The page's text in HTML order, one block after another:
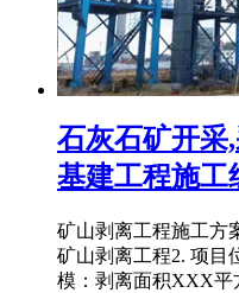
石灰石矿开采
基建工程施工
矿山剥离工程施工方
矿山剥离工程2. 项
模：剥离面积XXX平